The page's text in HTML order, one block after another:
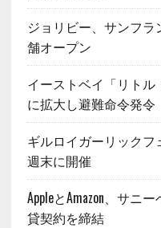
ジョリビー、サンフラ
舗オープン
イーストベイ「リトル
に拡大し避難命令発令
ギルロイガーリック
週末に開催
AppleとAmazon、サニ
貸契約を締結